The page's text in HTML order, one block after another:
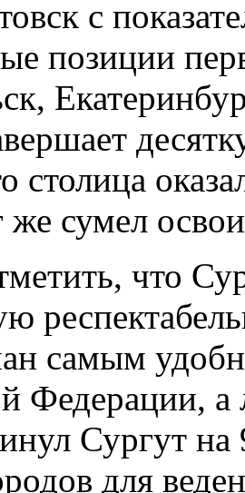
с
позиции
столица
же сумел
что
самым
Федерации,
Сургут
для